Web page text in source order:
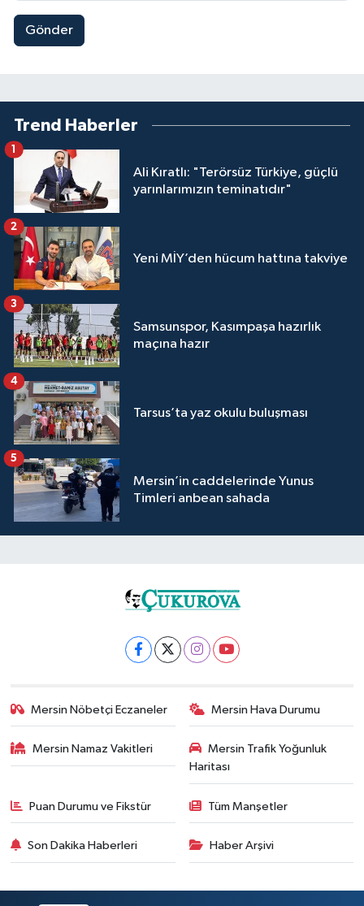
Gönder
Trend Haberler
Ali Kıratlı: "Terörsüz Türkiye, güçlü
yarınlarımızın teminatıdır"
1
Yeni MİY’den hücum hattına takviye
2
Samsunspor, Kasımpaşa hazırlık
maçına hazır
3
Tarsus’ta yaz okulu buluşması
4
Mersin’in caddelerinde Yunus
Timleri anbean sahada
5
Mersin Nöbetçi Eczaneler Mersin Hava Durumu
Mersin Namaz Vakitleri
Mersin Trafik Yoğunluk
Haritası
Puan Durumu ve Fikstür Tüm Manşetler
Son Dakika Haberleri Haber Arşivi